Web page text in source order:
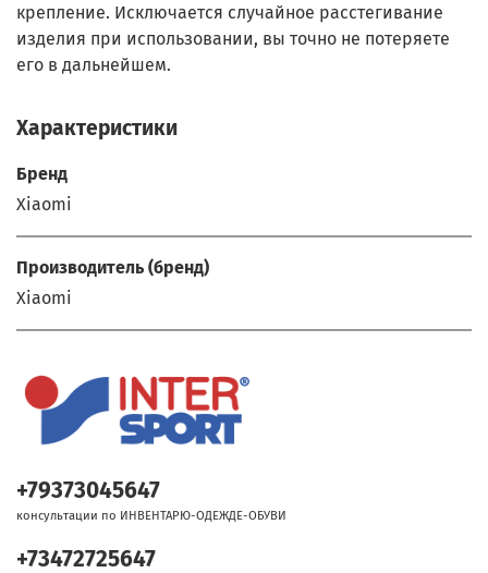
крепление. Исключается случайное расстегивание
изделия при использовании, вы точно не потеряете
его в дальнейшем.
Характеристики
Бренд
Xiaomi
Производитель (бренд)
Xiaomi
+79373045647
консультации по ИНВЕНТАРЮ-ОДЕЖДЕ-ОБУВИ
+73472725647